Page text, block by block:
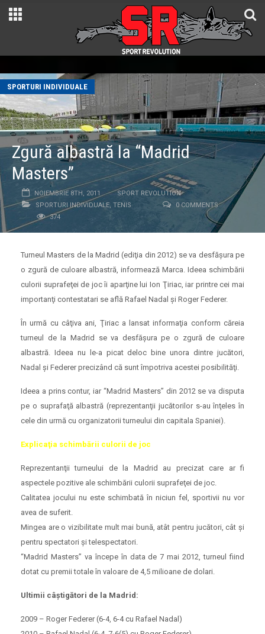
SPORTURI INDIVIDUALE
Zgură albastră la “Madrid
Masters”
NOIEMBRIE 8TH, 2011
SPORT REVOLUTION
SPORTURI INDIVIDUALE, TENIS
0 COMMENTS
374
Turneul Masters de la Madrid (ediţia din 2012) se va desfăşura pe
o zgură de culoare albastră, informează Marca. Ideea schimbării
culorii suprafeţei de joc îi aparţine lui Ion Ţiriac, iar printre cei mai
importanţi contestatari se află Rafael Nadal şi Roger Federer.
În urmă cu câţiva ani, Ţiriac a lansat informaţia conform căreia
turneul de la Madrid se va desfăşura pe o zgură de culoare
albastră. Ideea nu le-a picat deloc bine unora dintre jucători,
Nadal şi Federer precizând că sunt împotriva acestei posibilităţi.
Ideea a prins contur, iar “Madrid Masters” din 2012 se va disputa
pe o suprafaţă albastră (reprezentanţii jucătorilor s-au înţeles în
cele din urmă cu organizatorii turneului din capitala Spaniei).
Explicaţia schimbării culorii de joc
Reprezentanţii turneului de la Madrid au precizat care ar fi
aspectele pozitive ale schimbării culorii suprafeţei de joc.
Calitatea jocului nu este schimbată în niciun fel, sportivii nu vor
avea de suferit.
Mingea are o vizibilitate mult mai bună, atât pentru jucători, cât şi
pentru spectatori şi telespectatori.
“Madrid Masters” va începe în data de 7 mai 2012, turneul fiind
dotat cu premii totale în valoare de 4,5 milioane de dolari.
Ultimii câştigători de la Madrid:
2009 – Roger Federer (6-4, 6-4 cu Rafael Nadal)